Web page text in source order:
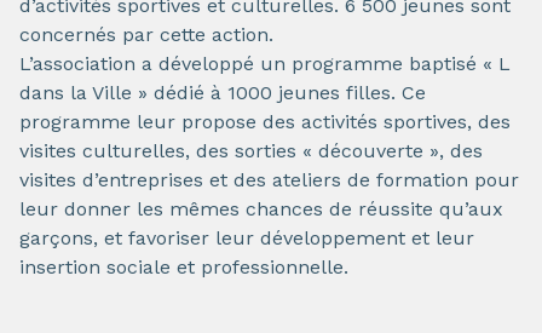
d’activités sportives et culturelles. 6 500 jeunes sont
concernés par cette action.
L’association a développé un programme baptisé « L
dans la Ville » dédié à 1000 jeunes filles. Ce
programme leur propose des activités sportives, des
visites culturelles, des sorties « découverte », des
visites d’entreprises et des ateliers de formation pour
leur donner les mêmes chances de réussite qu’aux
garçons, et favoriser leur développement et leur
insertion sociale et professionnelle.